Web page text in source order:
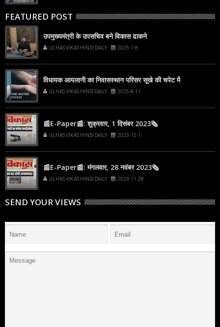
FEATURED POST
उपमुख्यमंत्री के उपसचिव बने विकास ढाकने
ULHAS VIKAS HINDI DAILY 2025-1-8
विधायक आयलानी का निवासस्थान परिसर सूखे की चपेट में
ULHAS VIKAS HINDI DAILY 2025-8-11
📰E-Paper📰: शुक्रवार, 1 दिसंबर 2023🗞
ULHAS VIKAS HINDI DAILY 2023-12-1
📰E-Paper📰: मंगलवार, 28 नवंबर 2023🗞
ULHAS VIKAS HINDI DAILY 2023-11-28
SEND YOUR VIEWS